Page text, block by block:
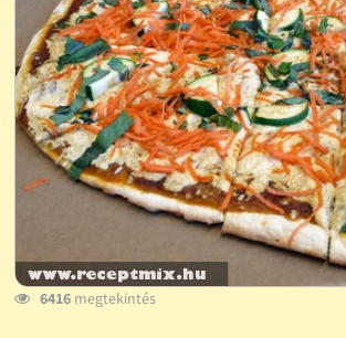
6416megtekintés